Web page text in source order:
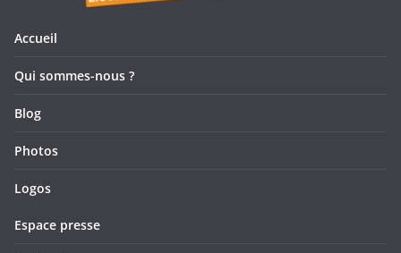
Accueil
Qui sommes-nous ?
Blog
Photos
Logos
Espace presse